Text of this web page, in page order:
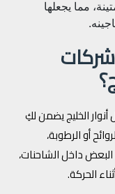
مما يجعلها
الخليج يضمن لكِ
أو الرطوبة،
داخل الشاحنات،
الحركة.